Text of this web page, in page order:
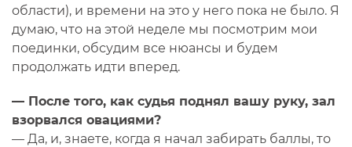
области), и времени на это у него пока не было. Я
думаю, что на этой неделе мы посмотрим мои
поединки, обсудим все нюансы и будем
продолжать идти вперед.
— После того, как судья поднял вашу руку, зал
взорвался овациями?
— Да, и, знаете, когда я начал забирать баллы, то